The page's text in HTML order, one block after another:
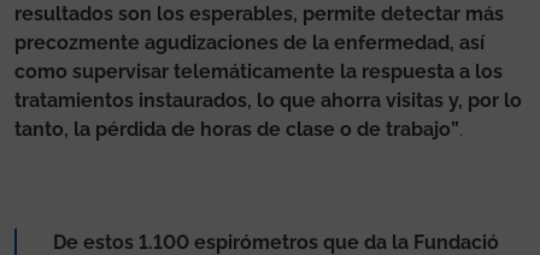
resultados son los esperables, permite detectar más
precozmente agudizaciones de la enfermedad, así
como supervisar telemáticamente la respuesta a los
tratamientos instaurados, lo que ahorra visitas y, por lo
tanto, la pérdida de horas de clase o de trabajo”.
De estos 1.100 espirómetros que da la Fundació